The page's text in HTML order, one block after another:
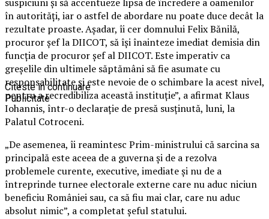
în autorități, iar o astfel de abordare nu poate duce decât la
rezultate proaste. Așadar, îi cer domnului Felix Bănilă,
procuror șef la DIICOT, să își înainteze imediat demisia din
funcția de procuror șef al DIICOT. Este imperativ ca
greșelile din ultimele săptămâni să fie asumate cu
responsabilitate și este nevoie de o schimbare la acest nivel,
pentru a recredibiliza această instituție”, a afirmat Klaus
Iohannis, într-o declarație de presă susținută, luni, la
Palatul Cotroceni.
„De asemenea, îi reamintesc Prim-ministrului că sarcina sa
principală este aceea de a guverna și de a rezolva
problemele curente, executive, imediate și nu de a
întreprinde turnee electorale externe care nu aduc niciun
beneficiu României sau, ca să fiu mai clar, care nu aduc
absolut nimic”, a completat șeful statului.
Citeste in continuare
Publicitate